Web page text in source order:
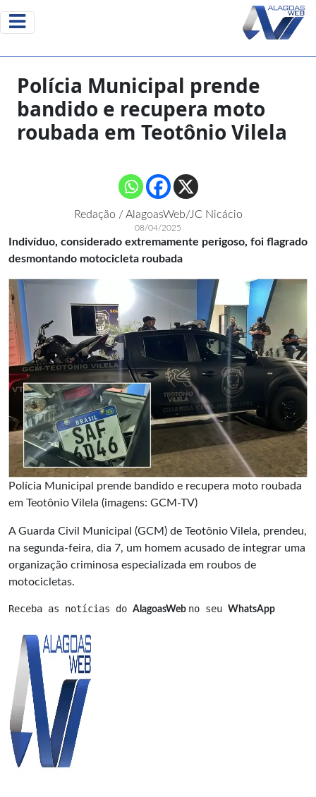
Polícia Municipal prende
bandido e recupera moto
roubada em Teotônio Vilela
Redação / AlagoasWeb/JC Nicácio
08/04/2025
Indivíduo, considerado extremamente perigoso, foi flagrado
desmontando motocicleta roubada
Polícia Municipal prende bandido e recupera moto roubada
em Teotônio Vilela (imagens: GCM-TV)
A Guarda Civil Municipal (GCM) de Teotônio Vilela, prendeu,
na segunda-feira, dia 7, um homem acusado de integrar uma
organização criminosa especializada em roubos de
motocicletas.
Receba as notícias do AlagoasWeb no seu WhatsApp